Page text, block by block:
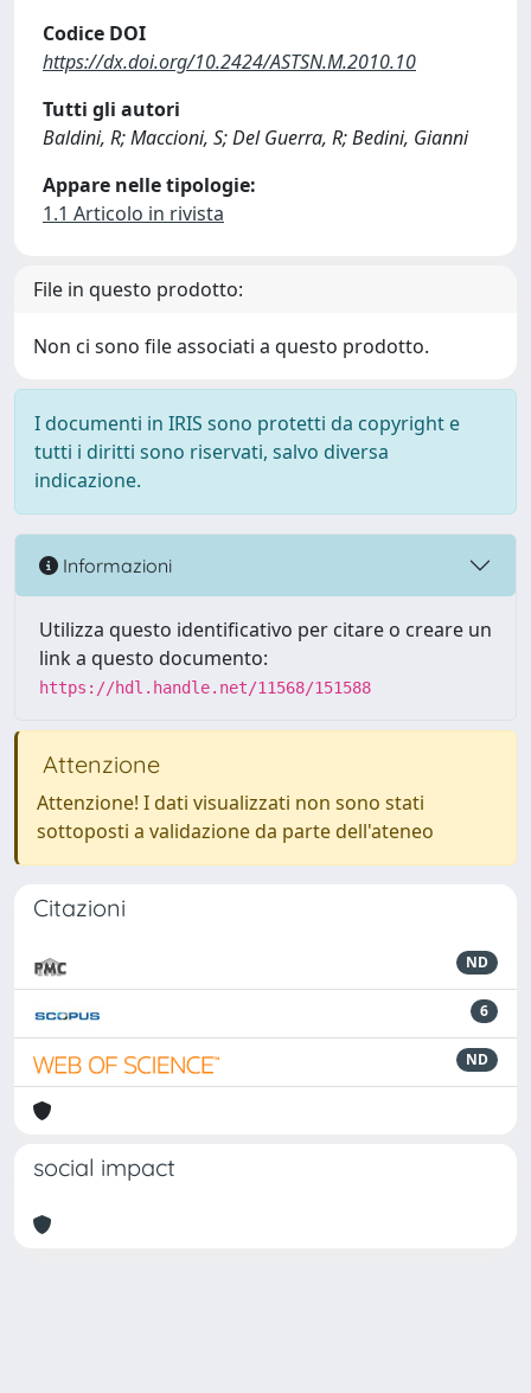
Codice DOI
https://dx.doi.org/10.2424/ASTSN.M.2010.10
Tutti gli autori
Baldini, R; Maccioni, S; Del Guerra, R; Bedini, Gianni
Appare nelle tipologie:
1.1 Articolo in rivista
File in questo prodotto:
Non ci sono file associati a questo prodotto.
I documenti in IRIS sono protetti da copyright e
tutti i diritti sono riservati, salvo diversa
indicazione.
Informazioni
Utilizza questo identificativo per citare o creare un
link a questo documento:
https://hdl.handle.net/11568/151588
Attenzione
Attenzione! I dati visualizzati non sono stati
sottoposti a validazione da parte dell'ateneo
Citazioni
ND
6
ND
social impact